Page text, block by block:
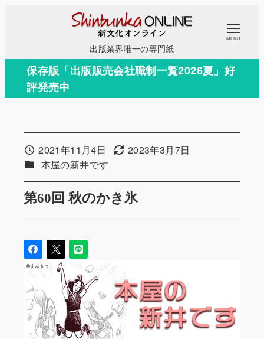
コ
テ
出版業界唯一の専門紙
MENU
保存版「出版販売会社職制一覧2026夏」好
評発売中
第60回 秋のかき氷
投稿日2021年11月4日 更新日2023年3月7日
カテゴリー
本屋の新井です